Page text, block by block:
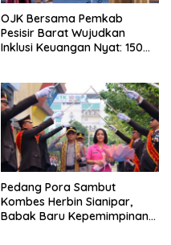
OJK Bersama Pemkab
Pesisir Barat Wujudkan
Inklusi Keuangan Nyat: 150
Pedang Pora Sambut
Kombes Herbin Sianipar,
Babak Baru Kepemimpinan